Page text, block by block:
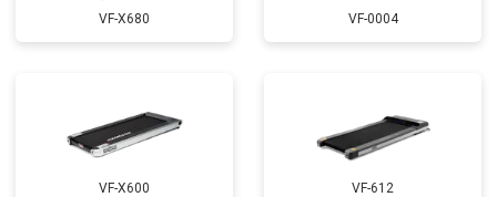
VF-X680 VF-0004
VF-X600 VF-612